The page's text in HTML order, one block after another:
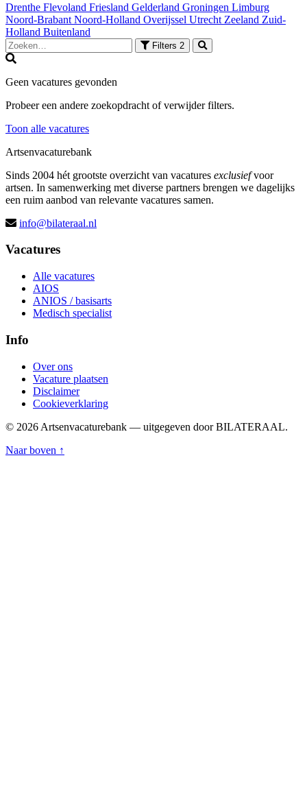
Drenthe Flevoland Friesland Gelderland Groningen Limburg
Noord-Brabant Noord-Holland Overijssel Utrecht Zeeland Zuid-
Holland Buitenland
Filters 2
Geen vacatures gevonden
Probeer een andere zoekopdracht of verwijder filters.
Toon alle vacatures
Artsenvacaturebank
Sinds 2004 hét grootste overzicht van vacatures exclusiefvoor
artsen. In samenwerking met diverse partners brengen we dagelijks
een ruim aanbod van relevante vacatures samen.
info@bilateraal.nl
Vacatures
Alle vacatures
AIOS
ANIOS / basisarts
Medisch specialist
Info
Over ons
Vacature plaatsen
Disclaimer
Cookieverklaring
© 2026 Artsenvacaturebank — uitgegeven door BILATERAAL.
Naar boven ↑